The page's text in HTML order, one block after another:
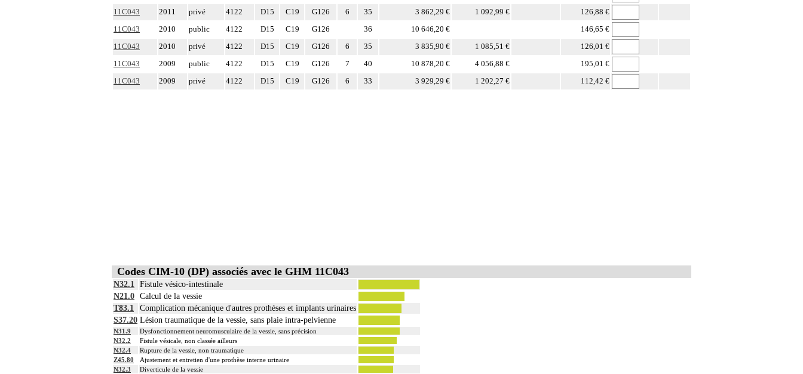
11C043
2011 privé 4122 D15 C19 G126 6 35 3 862,29 € 1 092,99 €
126,88 €
11C043
2010 public 4122 D15 C19 G126 36 10 646,20 €
146,65 €
11C043
2010 privé 4122 D15 C19 G126 6 35 3 835,90 € 1 085,51 €
126,01 €
11C043
2009 public 4122 D15 C19 G126 7 40 10 878,20 € 4 056,88 €
195,01 €
11C043
2009 privé 4122 D15 C19 G126 6 33 3 929,29 € 1 202,27 € 112,42 €
Codes CIM-10 (DP) associés avec le GHM 11C043
N32.1
Fistule vésico-intestinale
N21.0 Calcul de la vessie
T83.1
Complication mécanique d'autres prothèses et implants urinaires
S37.20 Lésion traumatique de la vessie, sans plaie intra-pelvienne
N31.9
Dysfonctionnement neuromusculaire de la vessie, sans précision
N32.2
Fistule vésicale, non classée ailleurs
N32.4
Rupture de la vessie, non traumatique
Z45.80
Ajustement et entretien d'une prothèse interne urinaire
N32.3
Diverticule de la vessie